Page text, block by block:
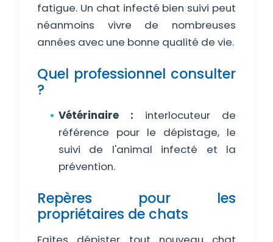
fatigue. Un chat infecté bien suivi peut
néanmoins vivre de nombreuses
années avec une bonne qualité de vie.
Quel professionnel consulter
?
Vétérinaire : interlocuteur de
référence pour le dépistage, le
suivi de l'animal infecté et la
prévention.
Repères pour les
propriétaires de chats